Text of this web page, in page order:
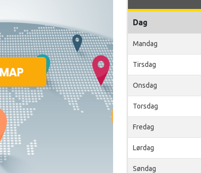
Dag
Mandag
Tirsdag
Onsdag
Torsdag
Fredag
Lørdag
Søndag